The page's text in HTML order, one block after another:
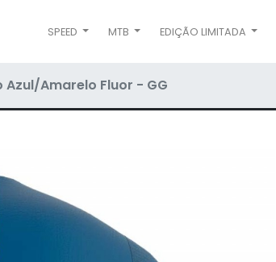
SPEED MTB EDIÇÃO LIMITADA
Amarelo Fluor - GG